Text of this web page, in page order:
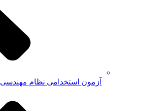
آزمون استخدامی نظام مهندسی